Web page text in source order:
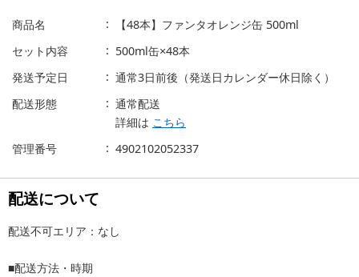
商品名
【48本】ファンタオレンジ缶 500ml
セット内容
500ml缶×48本
発送予定日
通常3日前後（発送日カレンダー休日除く）
配送形態
通常配送
詳細は こちら
管理番号
4902102052337
配送について
配送不可エリア：なし
■配送方法・時期